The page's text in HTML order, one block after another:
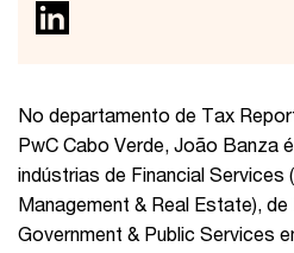
No departamento de Tax
PwC Cabo Verde, João Banza
indústrias de Financial Services
Management & Real Estate),
Government & Public Services